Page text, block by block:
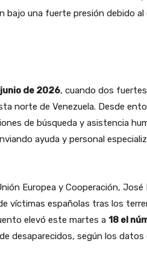
bajo una fuerte presión debido al
de 2026, cuando dos
norte de Venezuela. Desde
de búsqueda y asistencia
ayuda y personal
Europea y Cooperación, José
víctimas españolas tras los
elevó este martes a 18 el
desaparecidos, según los datos